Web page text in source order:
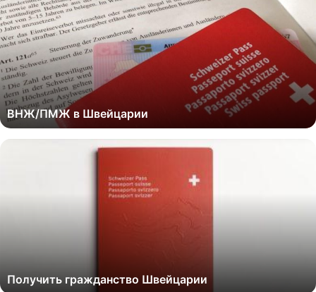
ВНЖ/ПМЖ в Швейцарии
Получить гражданство Швейцарии